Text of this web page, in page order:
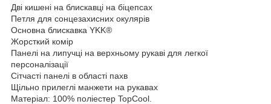
Дві кишені на блискавці на біцепсах
Петля для сонцезахисних окулярів
Основна блискавка YKK®
Жорсткий комір
Панелі на липучці на верхньому рукаві для легкої
персоналізації
Сітчасті панелі в області пахв
Щільно прилеглі манжети на рукавах
Матеріал: 100% поліестер TopCool.